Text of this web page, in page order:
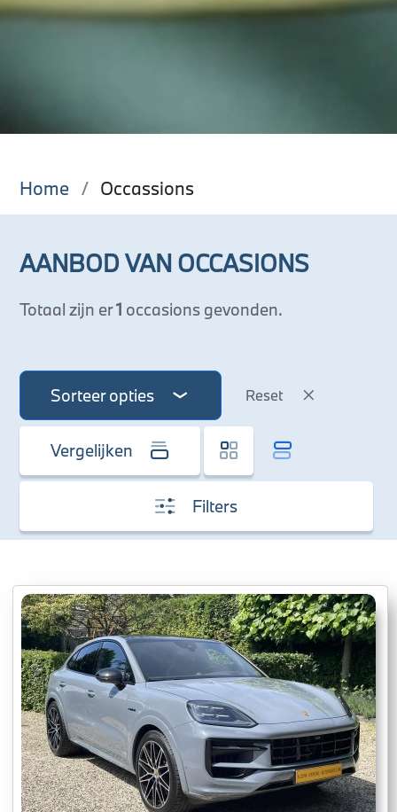
Home / Occassions
AANBOD VAN OCCASIONS
Totaal zijn er1 occasions gevonden.
Sorteer opties Reset
Vergelijken
Filters